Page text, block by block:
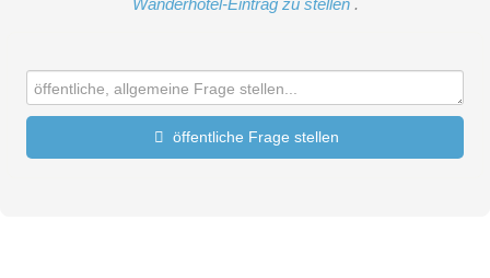
Wanderhotel-Eintrag zu stellen .
öffentliche Frage stellen